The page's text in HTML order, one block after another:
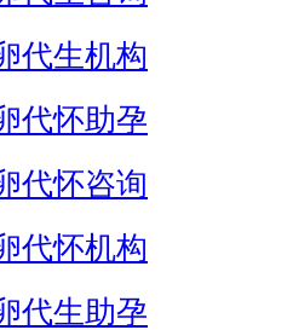
代生机构
代怀助孕
代怀咨询
代怀机构
代生助孕